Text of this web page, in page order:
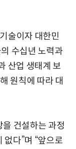
술이자 대한민
수십년 노력과
산업 생태계 보
원칙에 따라 대
건설하는 과정
없다”며 “앞으로